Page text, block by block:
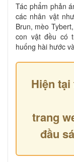
Tác phẩm phản
các nhân vật
Brun, mèo
con vật đều có
huống hài hước
Hiện
trang
đầu